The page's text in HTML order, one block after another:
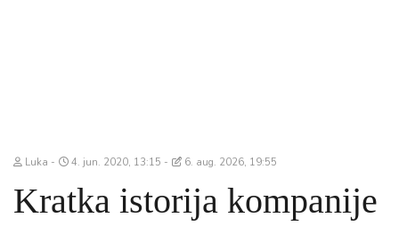
Luka 4. jun. 2020, 13:15 6. aug. 2026, 19:55
Kratka istorija kompanije